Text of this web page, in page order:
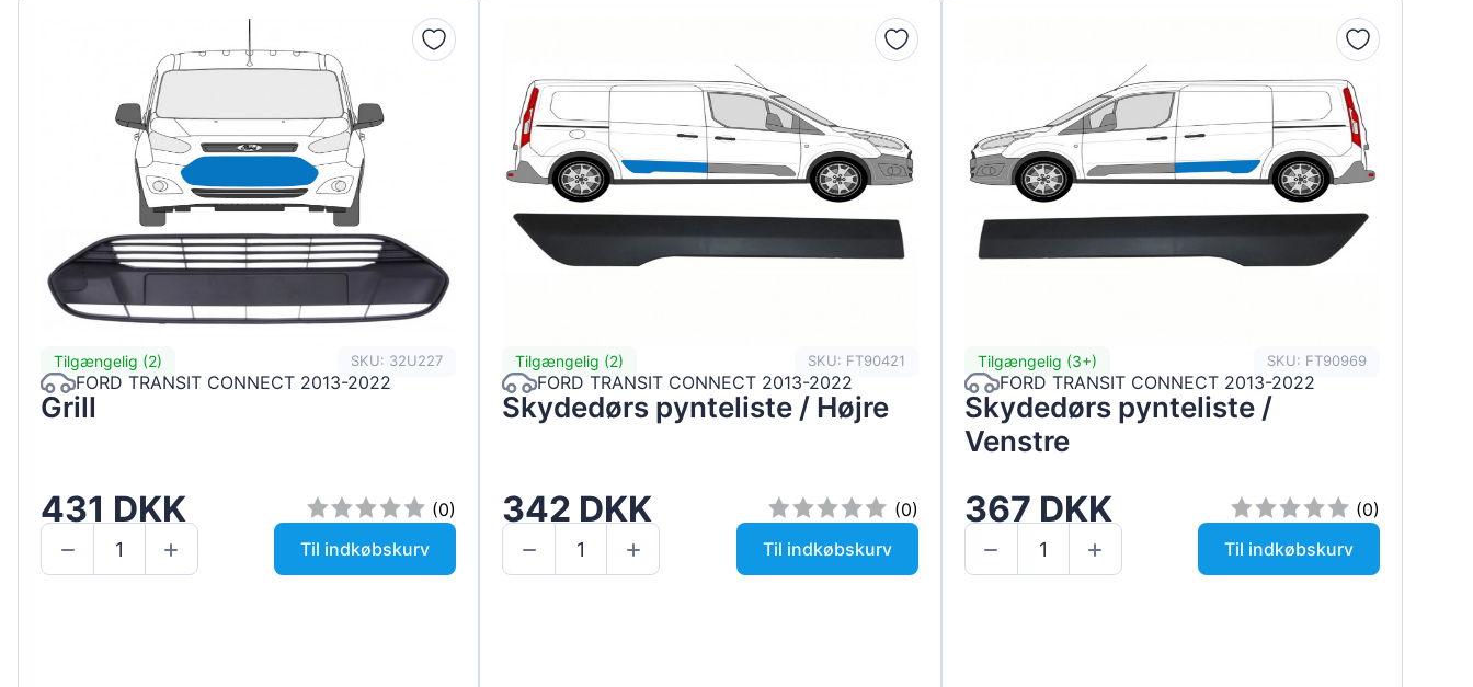
Tilgængelig (2) SKU: 32U227
FORD TRANSIT CONNECT 2013-2022
Grill
431 DKK
(0)
Til indkøbskurv
Tilgængelig (2) SKU: FT90421
FORD TRANSIT CONNECT 2013-2022
Skydedørs pynteliste / Højre
342 DKK
(0)
Til indkøbskurv
Tilgængelig (3+) SKU: FT90969
FORD TRANSIT CONNECT 2013-2022
Skydedørs pynteliste /
Venstre
367 DKK
(0)
Til indkøbskurv